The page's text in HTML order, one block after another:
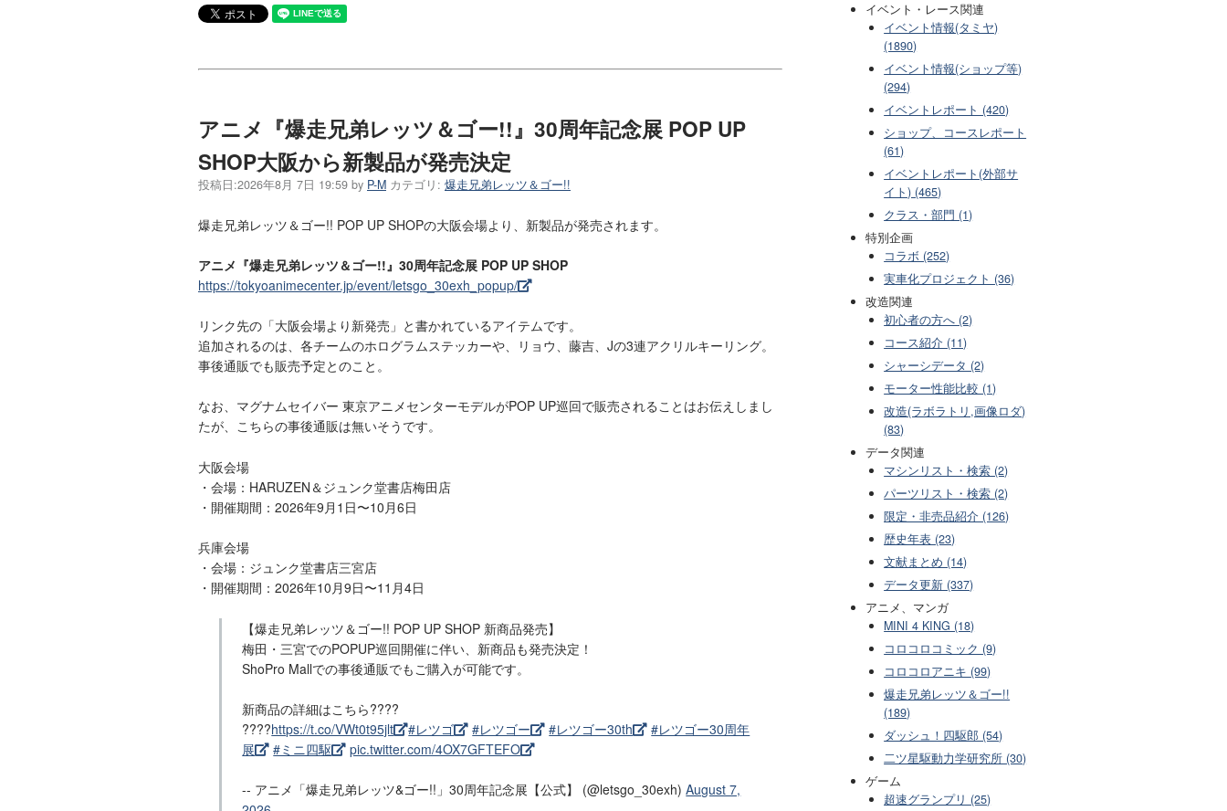
アニメ『爆走兄弟レッツ＆ゴー!!』30周年記念展 POP UP
SHOP大阪から新製品が発売決定
投稿日:2026年8月 7日 19:59 by P-M カテゴリ: 爆走兄弟レッツ＆ゴー!!
爆走兄弟レッツ＆ゴー!! POP UP SHOPの大阪会場より、新製品が発売されます。
アニメ『爆走兄弟レッツ＆ゴー!!』30周年記念展 POP UP SHOP
https://tokyoanimecenter.jp/event/letsgo_30exh_popup/
リンク先の「大阪会場より新発売」と書かれているアイテムです。
追加されるのは、各チームのホログラムステッカーや、リョウ、藤吉、Jの3連アクリルキーリング。
事後通販でも販売予定とのこと。
なお、マグナムセイバー 東京アニメセンターモデルがPOP UP巡回で販売されることはお伝えしまし
たが、こちらの事後通販は無いそうです。
大阪会場
・会場：HARUZEN＆ジュンク堂書店梅田店
・開催期間：2026年9月1日〜10月6日
兵庫会場
・会場：ジュンク堂書店三宮店
・開催期間：2026年10月9日〜11月4日
【爆走兄弟レッツ＆ゴー!! POP UP SHOP 新商品発売】
梅田・三宮でのPOPUP巡回開催に伴い、新商品も発売決定！
ShoPro Mallでの事後通販でもご購入が可能です。
新商品の詳細はこちら????
????https://t.co/VWt0t95jlt #レツゴ #レツゴー #レツゴー30th
#レツゴー30周年
展
#ミニ四駆 pic.twitter.com/4OX7GFTEFO
-- アニメ「爆走兄弟レッツ&ゴー!!」30周年記念展【公式】 (@letsgo_30exh)August 7,
イベント・レース関連
イベント情報(タミヤ)
(1890)
イベント情報(ショップ等)
(294)
イベントレポート (420)
ショップ、コースレポート
(61)
イベントレポート(外部サ
イト) (465)
クラス・部門 (1)
特別企画
コラボ (252)
実車化プロジェクト (36)
改造関連
初心者の方へ (2)
コース紹介 (11)
シャーシデータ (2)
モーター性能比較 (1)
改造(ラボラトリ,画像ロダ)
(83)
データ関連
マシンリスト・検索 (2)
パーツリスト・検索 (2)
限定・非売品紹介 (126)
歴史年表 (23)
文献まとめ (14)
データ更新 (337)
アニメ、マンガ
MINI 4 KING (18)
コロコロコミック (9)
コロコロアニキ (99)
爆走兄弟レッツ＆ゴー!!
(189)
ダッシュ！四駆郎 (54)
二ツ星駆動力学研究所 (30)
ゲーム
超速グランプリ (25)